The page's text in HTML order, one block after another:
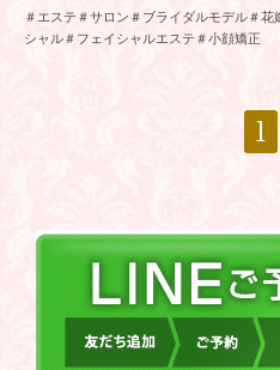
＃エステ＃サロン＃ブライダルモデル＃
シャル＃フェイシャルエステ＃小顔矯正
1